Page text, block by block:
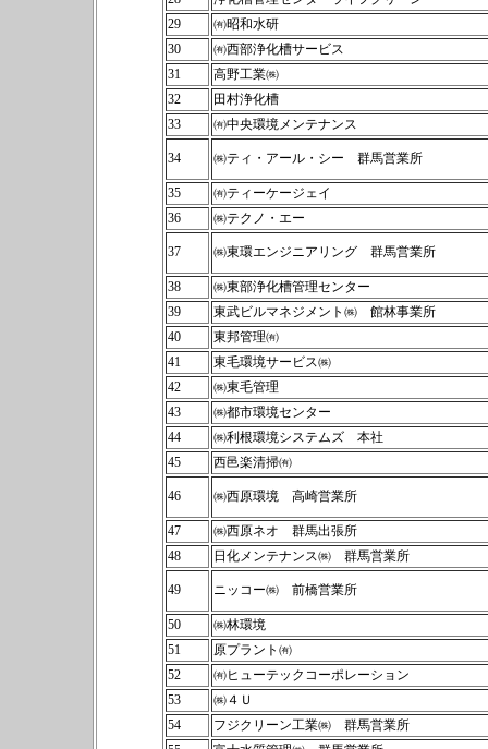
29
㈲昭和水研
30
㈲西部浄化槽サービス
31
高野工業㈱
32
田村浄化槽
33
㈲中央環境メンテナンス
34 ㈱ティ・アール・シー 群馬営業所
35
㈲ティーケージェイ
36
㈱テクノ・エー
37 ㈱東環エンジニアリング 群馬営業所
38
㈱東部浄化槽管理センター
39
東武ビルマネジメント㈱ 館林事業所
40
東邦管理㈲
41
東毛環境サービス㈱
42
㈱東毛管理
43
㈱都市環境センター
44
㈱利根環境システムズ 本社
45
西邑楽清掃㈲
46 ㈱西原環境 高崎営業所
47
㈱西原ネオ 群馬出張所
48
日化メンテナンス㈱ 群馬営業所
49 ニッコー㈱ 前橋営業所
50
㈱林環境
51
原プラント㈲
52
㈲ヒューテックコーポレーション
53
㈱４Ｕ
54
フジクリーン工業㈱ 群馬営業所